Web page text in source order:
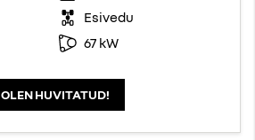
Esivedu
67 kW
OLEN HUVITATUD!